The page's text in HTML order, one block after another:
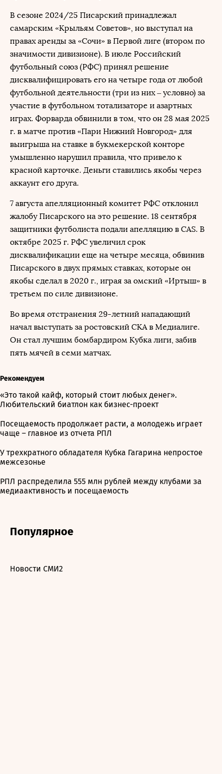
В сезоне 2024/25 Писарский принадлежал
самарским «Крыльям Советов», но выступал на
правах аренды за «Сочи» в Первой лиге (втором по
значимости дивизионе). В июле Российский
футбольный союз (РФС) принял решение
дисквалифицировать его на четыре года от любой
футбольной деятельности (три из них – условно) за
участие в футбольном тотализаторе и азартных
играх. Форварда обвинили в том, что он 28 мая 2025
г. в матче против «Пари Нижний Новгород» для
выигрыша на ставке в букмекерской конторе
умышленно нарушил правила, что привело к
красной карточке. Деньги ставились якобы через
аккаунт его друга.
7 августа апелляционный комитет РФС отклонил
жалобу Писарского на это решение. 18 сентября
защитники футболиста подали апелляцию в CAS. В
октябре 2025 г. РФС увеличил срок
дисквалификации еще на четыре месяца, обвинив
Писарского в двух прямых ставках, которые он
якобы сделал в 2020 г., играя за омский «Иртыш» в
третьем по силе дивизионе.
Во время отстранения 29-летний нападающий
начал выступать за ростовский СКА в Медиалиге.
Он стал лучшим бомбардиром Кубка лиги, забив
пять мячей в семи матчах.
Рекомендуем
«Это такой кайф, который стоит любых денег».
Любительский биатлон как бизнес-проект
Посещаемость продолжает расти, а молодежь играет
чаще – главное из отчета РПЛ
У трехкратного обладателя Кубка Гагарина непростое
межсезонье
РПЛ распределила 555 млн рублей между клубами за
медиаактивность и посещаемость
Популярное
Новости СМИ2